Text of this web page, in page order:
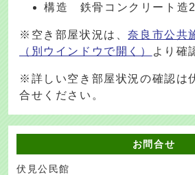
構造 鉄骨コンクリート造
※空き部屋状況は、奈良市公共
（別ウインドウで開く）
より確
※詳しい空き部屋状況の確認は
合せください。
お問合せ
伏見公民館